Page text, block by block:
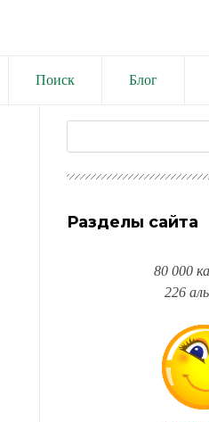
Поиск Блог
Разделы сайта
80 000
226